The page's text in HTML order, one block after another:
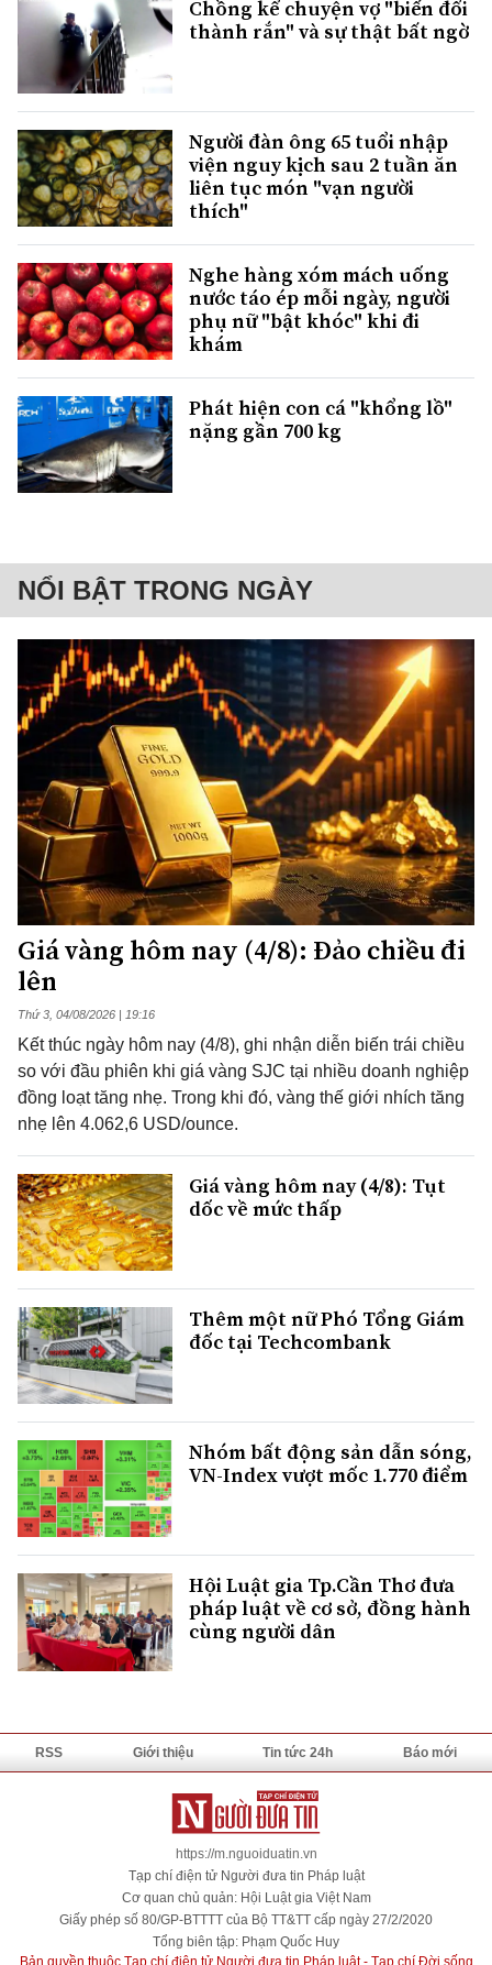
Chồng kể chuyện vợ "biến đổi
thành rắn" và sự thật bất ngờ
Người đàn ông 65 tuổi nhập
viện nguy kịch sau 2 tuần ăn
liên tục món "vạn người
thích"
Nghe hàng xóm mách uống
nước táo ép mỗi ngày, người
phụ nữ "bật khóc" khi đi
khám
Phát hiện con cá "khổng lồ"
nặng gần 700 kg
NỔI BẬT TRONG NGÀY
Giá vàng hôm nay (4/8): Đảo chiều đi
lên
Thứ 3, 04/08/2026 | 19:16
Kết thúc ngày hôm nay (4/8), ghi nhận diễn biến trái chiều
so với đầu phiên khi giá vàng SJC tại nhiều doanh nghiệp
đồng loạt tăng nhẹ. Trong khi đó, vàng thế giới nhích tăng
nhẹ lên 4.062,6 USD/ounce.
Giá vàng hôm nay (4/8): Tụt
dốc về mức thấp
Thêm một nữ Phó Tổng Giám
đốc tại Techcombank
Nhóm bất động sản dẫn sóng,
VN-Index vượt mốc 1.770 điểm
Hội Luật gia Tp.Cần Thơ đưa
pháp luật về cơ sở, đồng hành
cùng người dân
RSS Giới thiệu Tin tức 24h Báo mới
https://m.nguoiduatin.vn
Tạp chí điện tử Người đưa tin Pháp luật
Cơ quan chủ quản: Hội Luật gia Việt Nam
Giấy phép số 80/GP-BTTTT của Bộ TT&TT cấp ngày 27/2/2020
Tổng biên tập: Phạm Quốc Huy
Bản quyền thuộc Tạp chí điện tử Người đưa tin Pháp luật - Tạp chí Đời sống